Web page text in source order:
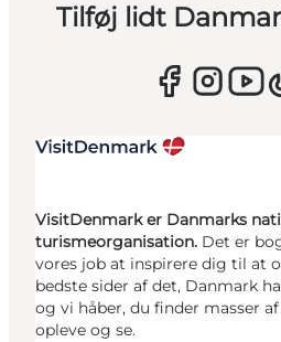
Tilføj lidt
VisitDenmark er Danmarks
turismeorganisation. Det er
vores job at inspirere dig til at
bedste sider af det, Danmark
og vi håber, du finder masser
opleve og se.